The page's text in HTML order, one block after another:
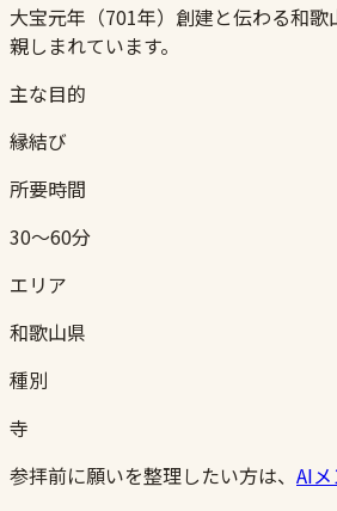
大宝元年（701年）創建と伝わる和
親しまれています。
主な目的
縁結び
所要時間
30〜60分
エリア
和歌山県
種別
寺
参拝前に願いを整理したい方は、 AI